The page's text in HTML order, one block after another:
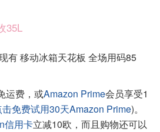
35L
有 移动冰箱天花板 全场用码85
运费，或Amazon Prime会员享受1
击免费试用30天Amazon Prime)。
信用卡立减10欧，而且购物还可以